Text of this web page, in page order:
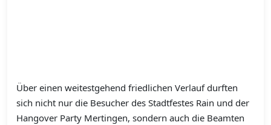
Über einen weitestgehend friedlichen Verlauf durften
sich nicht nur die Besucher des Stadtfestes Rain und der
Hangover Party Mertingen, sondern auch die Beamten